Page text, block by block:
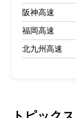
阪神高速
福岡高速
北九州高速